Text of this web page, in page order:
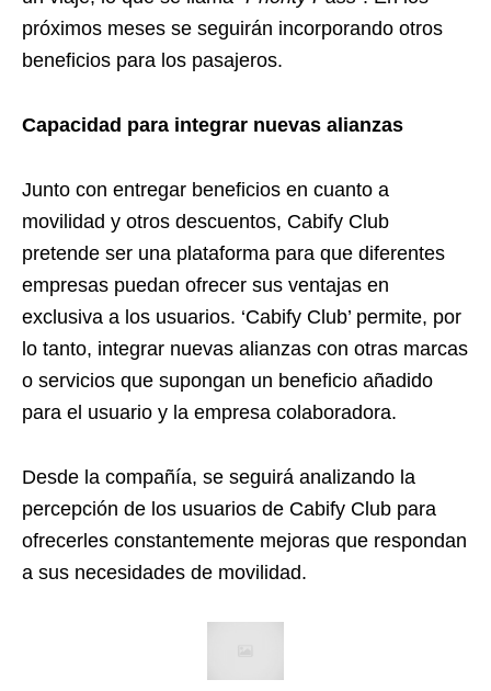
próximos meses se seguirán incorporando otros
beneficios para los pasajeros.
Capacidad para integrar nuevas alianzas
Junto con entregar beneficios en cuanto a
movilidad y otros descuentos, Cabify Club
pretende ser una plataforma para que diferentes
empresas puedan ofrecer sus ventajas en
exclusiva a los usuarios. ‘Cabify Club’ permite, por
lo tanto, integrar nuevas alianzas con otras marcas
o servicios que supongan un beneficio añadido
para el usuario y la empresa colaboradora.
Desde la compañía, se seguirá analizando la
percepción de los usuarios de Cabify Club para
ofrecerles constantemente mejoras que respondan
a sus necesidades de movilidad.